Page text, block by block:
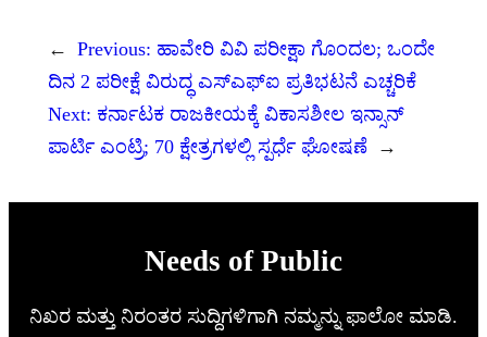
← Previous: ಹಾವೇರಿ ವಿವಿ ಪರೀಕ್ಷಾ ಗೊಂದಲ; ಒಂದೇ
ದಿನ 2 ಪರೀಕ್ಷೆ ವಿರುದ್ಧ ಎಸ್‌ಎಫ್‌ಐ ಪ್ರತಿಭಟನೆ ಎಚ್ಚರಿಕೆ
Next: ಕರ್ನಾಟಕ ರಾಜಕೀಯಕ್ಕೆ ವಿಕಾಸಶೀಲ ಇನ್ಸಾನ್
ಪಾರ್ಟಿ ಎಂಟ್ರಿ; 70 ಕ್ಷೇತ್ರಗಳಲ್ಲಿ ಸ್ಪರ್ಧೆ ಘೋಷಣೆ →
Needs of Public
ನಿಖರ ಮತ್ತು ನಿರಂತರ ಸುದ್ದಿಗಳಿಗಾಗಿ ನಮ್ಮನ್ನು ಫಾಲೋ ಮಾಡಿ.